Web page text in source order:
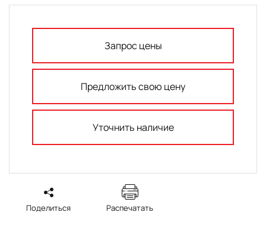
Запрос цены
Предложить свою цену
Уточнить наличие
Поделиться Распечатать